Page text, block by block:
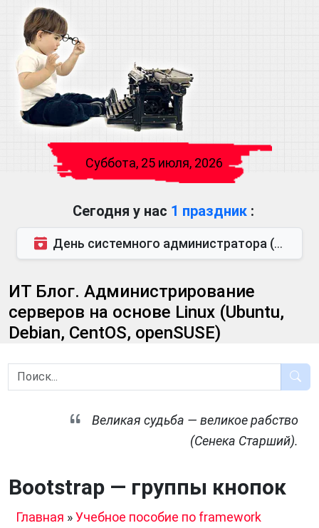
Суббота, 25 июля, 2026
Сегодня у нас 1 праздник :
День системного администратора (также известен как День сисадмина) — праздник, который отмечается...
ИТ Блог. Администрирование
серверов на основе Linux (Ubuntu,
Debian, CentOS, openSUSE)
Великая судьба — великое рабство
(Сенека Старший).
Bootstrap — группы кнопок
Главная »Учебное пособие по framework